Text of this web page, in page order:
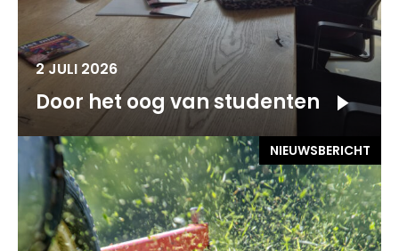
2 JULI 2026
Door het oog van studenten
NIEUWSBERICHT